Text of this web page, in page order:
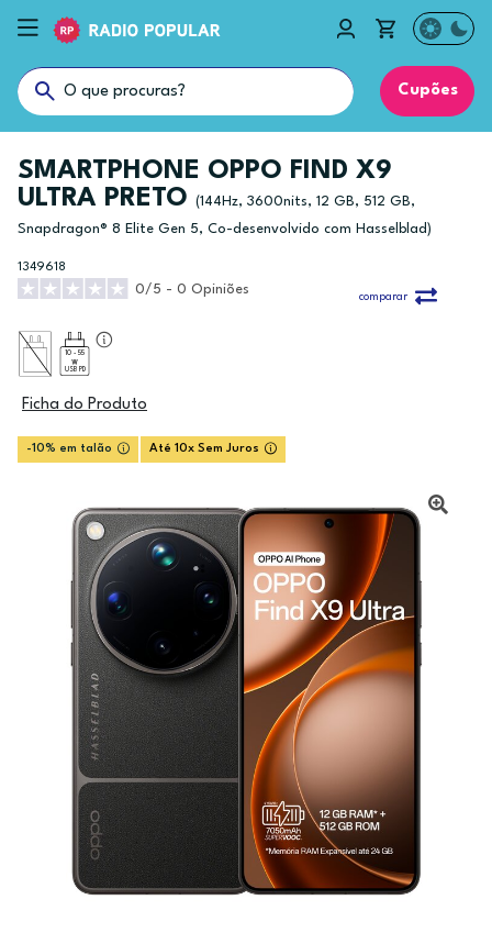
Cupões
SMARTPHONE OPPO FIND X9
ULTRA PRETO
(144Hz, 3600nits, 12 GB, 512 GB,
Snapdragon® 8 Elite Gen 5, Co-desenvolvido com Hasselblad)
1349618
0/5 - 0 Opiniões
comparar
10 - 55
USB PD
Ficha do Produto
-10% em talão Até 10x Sem Juros